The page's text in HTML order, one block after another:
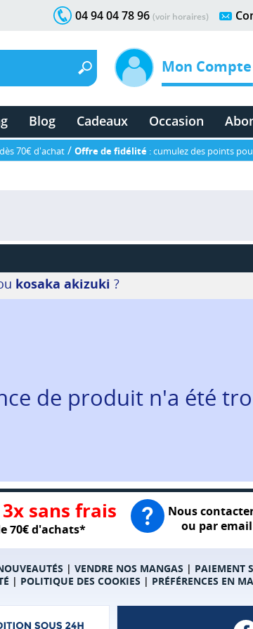
04 94 04 78 96 (voir horaires)
Mon Compte
Blog Cadeaux Occasion
dès 70€ d'achat / Offre de fidélité : cumulez des points
kosaka akizuki ?
de produit n'a été
sans frais
70€ d'achats*
Nous
ou par
| VENDRE NOS MANGAS | PAIEMENT
| POLITIQUE DES COOKIES | PRÉFÉRENCES EN